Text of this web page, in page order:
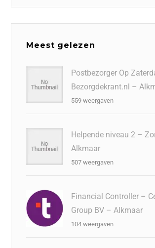
Meest gelezen
Postbezorger Op
Bezorgdekrant.nl –
559 weergaven
Helpende niveau 2 –
Alkmaar
507 weergaven
Financial Controller –
Group BV – Alkmaar
104 weergaven